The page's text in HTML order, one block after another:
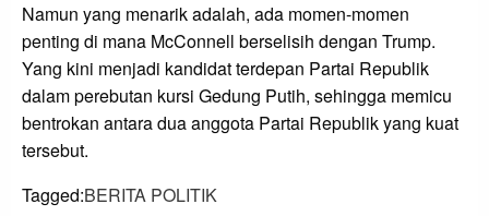
Namun yang menarik adalah, ada momen-momen
penting di mana McConnell berselisih dengan Trump.
Yang kini menjadi kandidat terdepan Partai Republik
dalam perebutan kursi Gedung Putih, sehingga memicu
bentrokan antara dua anggota Partai Republik yang kuat
tersebut.
Tagged:BERITA POLITIK